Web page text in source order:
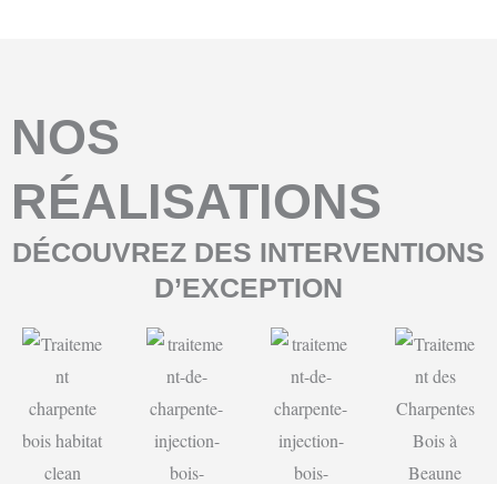
NOS
RÉALISATIONS
DÉCOUVREZ DES INTERVENTIONS
D’EXCEPTION